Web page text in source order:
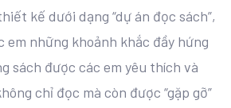
kế dưới dạng “dự án đọc sách”,
em những khoảnh khắc đầy hứng
sách được các em yêu thích và
chỉ đọc mà còn được “gặp gỡ”